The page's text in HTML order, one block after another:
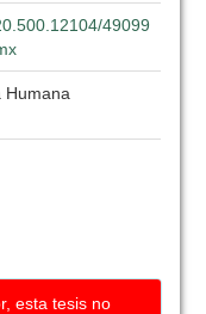
49099
Humana
esta tesis no